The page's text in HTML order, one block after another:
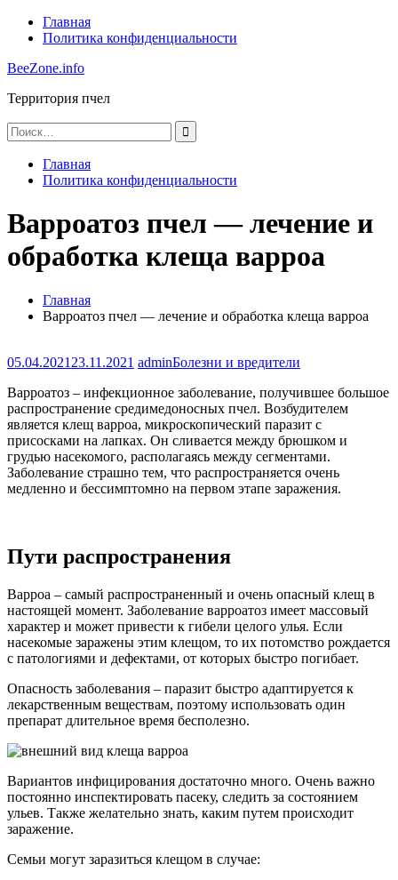
ПерейтиГлавная
Политика конфиденциальности
BeeZone.info
Территория пчел
Найти:
Главная
Политика конфиденциальности
Варроатоз пчел — лечение и
обработка клеща варроа
Главная
Варроатоз пчел — лечение и обработка клеща варроа
05.04.2021 23.11.2021 adminБолезни и вредители
Варроатоз – инфекционное заболевание, получившее большое
распространение средимедоносных пчел. Возбудителем
является клещ варроа, микроскопический паразит с
присосками на лапках. Он сливается между брюшком и
грудью насекомого, располагаясь между сегментами.
Заболевание страшно тем, что распространяется очень
медленно и бессимптомно на первом этапе заражения.
Пути распространения
Варроа – самый распространенный и очень опасный клещ в
настоящей момент. Заболевание варроатоз имеет массовый
характер и может привести к гибели целого улья. Если
насекомые заражены этим клещом, то их потомство рождается
с патологиями и дефектами, от которых быстро погибает.
Опасность заболевания – паразит быстро адаптируется к
лекарственным веществам, поэтому использовать один
препарат длительное время бесполезно.
Вариантов инфицирования достаточно много. Очень важно
постоянно инспектировать пасеку, следить за состоянием
ульев. Также желательно знать, каким путем происходит
заражение.
Семьи могут заразиться клещом в случае: